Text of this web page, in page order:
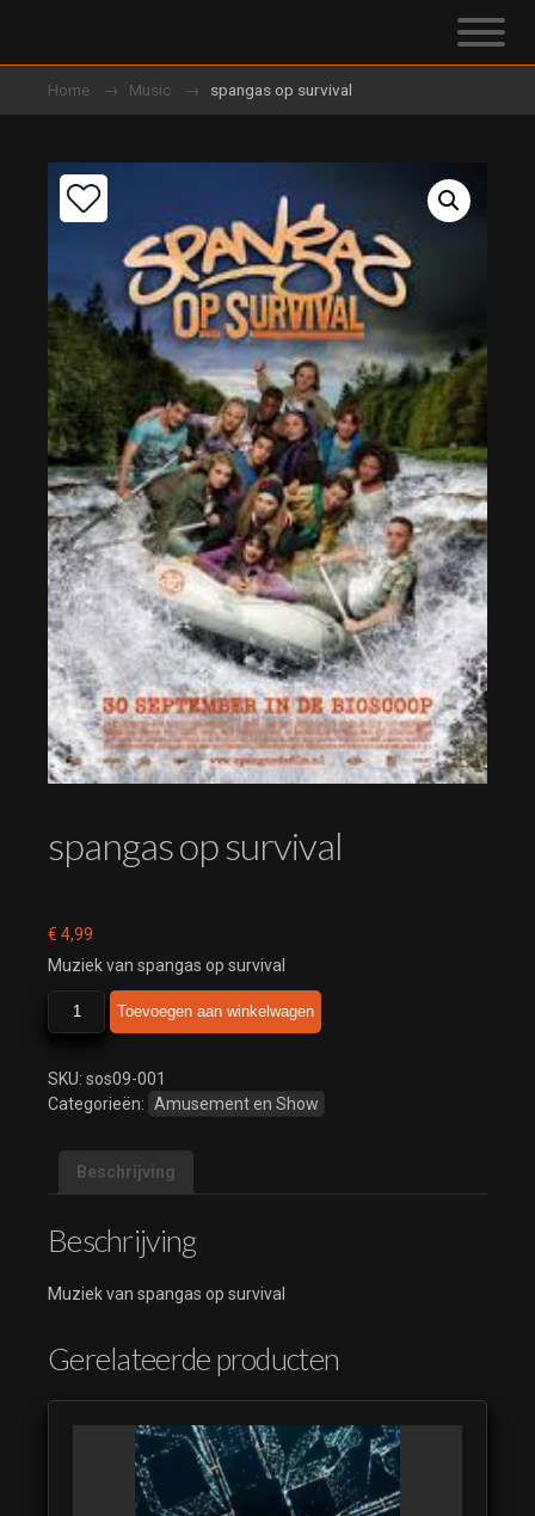
Home Music spangas op survival
spangas op survival
€ 4,99
Muziek van spangas op survival
spangas
op
aantal
Toevoegen aan winkelwagen
SKU: sos09-001
Categorieën: Amusement en Show
Beschrijving
Beschrijving
Muziek van spangas op survival
Gerelateerde producten